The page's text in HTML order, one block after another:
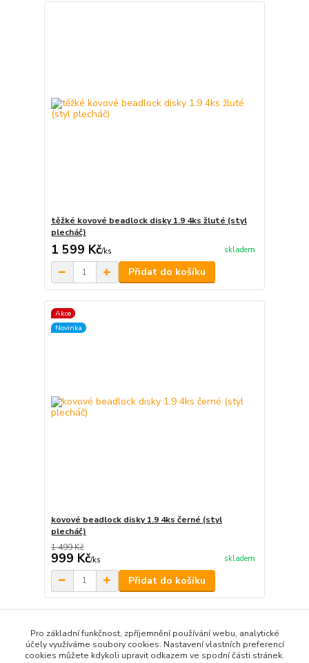
těžké kovové beadlock disky 1.9 4ks žluté (styl
plecháč)
1 599 Kč/ks skladem
Přidat do košíku
Akce
Novinka
kovové beadlock disky 1.9 4ks černé (styl
plecháč)
1 499 Kč
999 Kč/ks skladem
Přidat do košíku
Načíst další produkty (22)
strana z 2 další
Pro základní funkčnost, zpříjemnění používání webu, analytické
účely využíváme soubory cookies. Nastavení vlastních preferencí
cookies můžete kdykoli upravit odkazem ve spodní části stránek.